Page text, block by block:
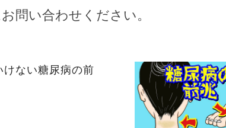
問い合わせください。
ない糖尿病の前